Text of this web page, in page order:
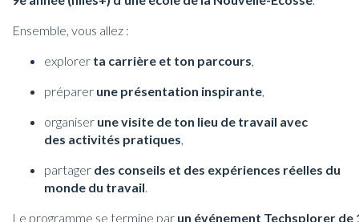
Ensemble, vous allez :
explorer ta carrière et ton parcours,
préparer une présentation inspirante,
organiser une visite de ton lieu de travail avec
des activités pratiques,
partager des conseils et des expériences réelles du
monde du travail.
Le programme se termine par un événement Techsplorer de